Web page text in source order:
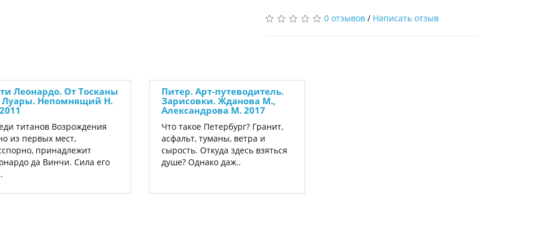
0 отзывов / Написать отзыв
Леонардо. От Тосканы
Луары. Непомнящий Н.
титанов Возрождения
из первых мест,
принадлежит
да Винчи. Сила его
Питер. Арт-путеводитель.
Зарисовки. Жданова М.,
Александрова М. 2017
Что такое Петербург? Гранит,
асфальт, туманы, ветра и
сырость. Откуда здесь взяться
душе? Однако даж..